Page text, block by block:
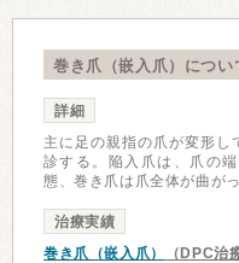
巻き爪（嵌入爪）につい
詳細
主に足の親指の爪が変形し
診する。陥入爪は、爪の
態、巻き爪は爪全体が曲が
治療実績
巻き爪（嵌入爪）
（DPC治